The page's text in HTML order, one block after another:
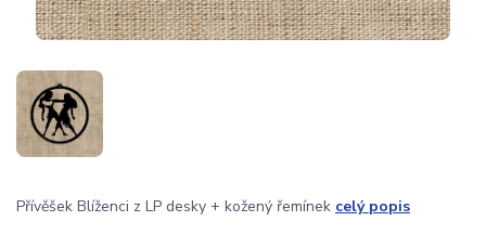
Přívěšek Blíženci z LP desky + kožený řemínek celý popis